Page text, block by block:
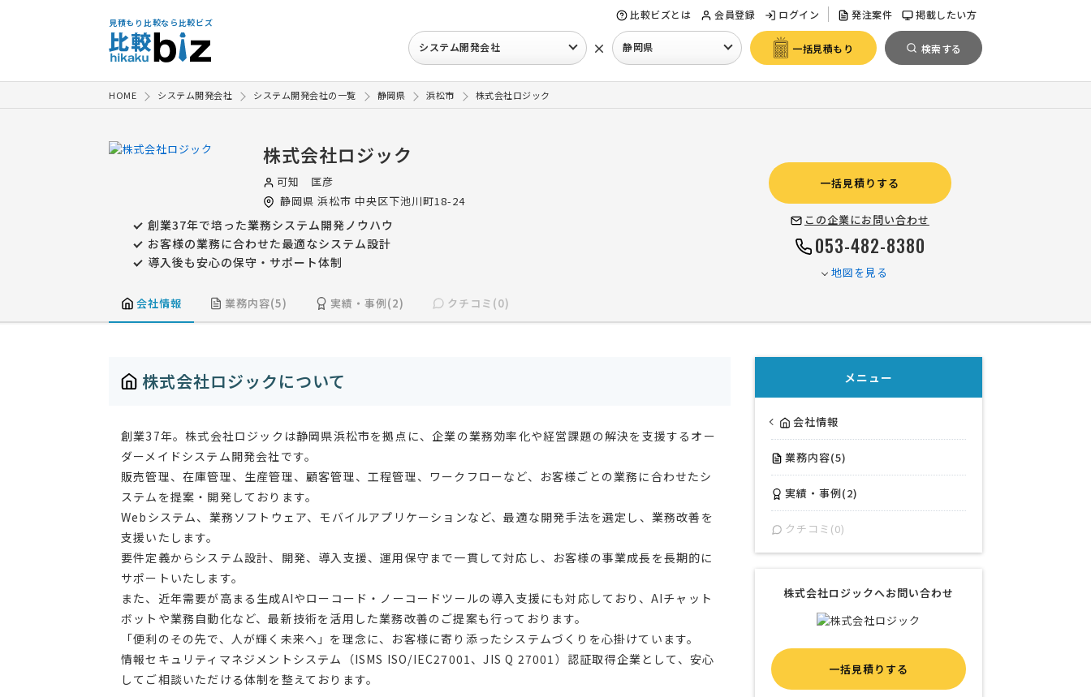
見積もり比較なら比較ビズ
比較ビズとは 会員登録 ログイン 発注案件 掲載したい方
システム開発会社 × 静岡県 一括見積もり 検索する
HOME システム開発会社 システム開発会社の一覧 静岡県 浜松市 株式会社ロジック
株式会社ロジック
可知 匡彦
静岡県 浜松市 中央区下池川町18-24
創業37年で培った業務システム開発ノウハウ
お客様の業務に合わせた最適なシステム設計
導入後も安心の保守・サポート体制
一括見積りする
この企業にお問い合わせ
053-482-8380
地図を見る
会社情報
業務内容(5) 実績・事例(2) クチコミ(0)
株式会社ロジックについて
創業37年。株式会社ロジックは静岡県浜松市を拠点に、企業の業務効率化や経営課題の解決を支援するオー
ダーメイドシステム開発会社です。
販売管理、在庫管理、生産管理、顧客管理、工程管理、ワークフローなど、お客様ごとの業務に合わせたシ
ステムを提案・開発しております。
Webシステム、業務ソフトウェア、モバイルアプリケーションなど、最適な開発手法を選定し、業務改善を
支援いたします。
要件定義からシステム設計、開発、導入支援、運用保守まで一貫して対応し、お客様の事業成長を長期的に
サポートいたします。
また、近年需要が高まる生成AIやローコード・ノーコードツールの導入支援にも対応しており、AIチャット
ボットや業務自動化など、最新技術を活用した業務改善のご提案も行っております。
「便利のその先で、人が輝く未来へ」を理念に、お客様に寄り添ったシステムづくりを心掛けています。
情報セキュリティマネジメントシステム（ISMS ISO/IEC27001、JIS Q 27001）認証取得企業として、安心
してご相談いただける体制を整えております。
メニュー
会社情報
業務内容(5)
実績・事例(2)
クチコミ(0)
株式会社ロジックへお問い合わせ
一括見積りする